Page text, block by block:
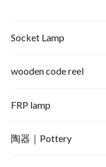
Socket Lamp
wooden code reel
FRP lamp
陶器｜Pottery